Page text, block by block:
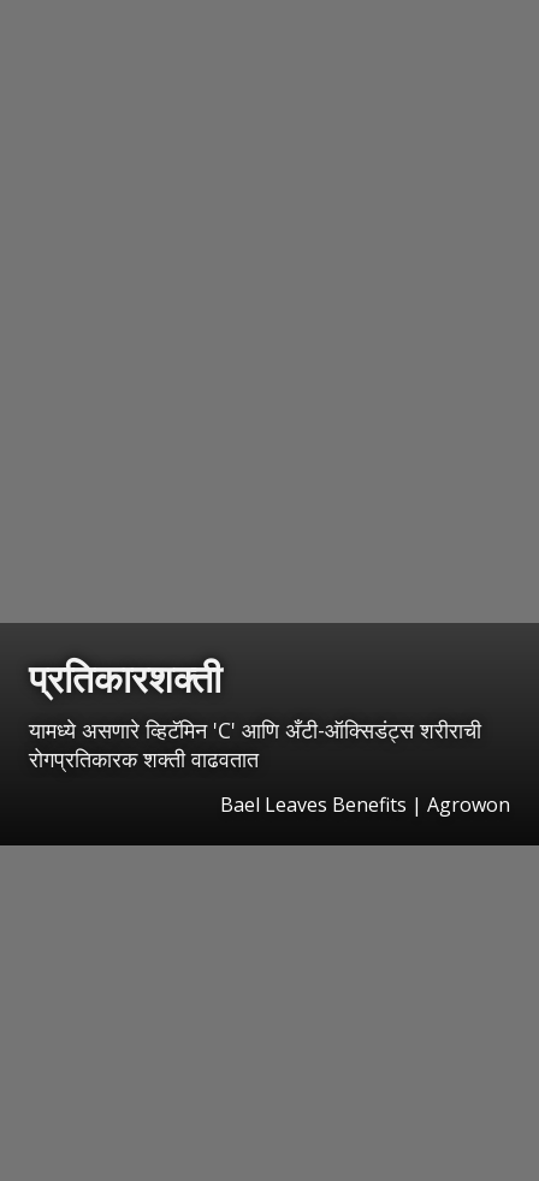
प्रतिकारशक्ती
यामध्ये असणारे व्हिटॅमिन 'C' आणि अँटी-ऑक्सिडंट्स शरीराची
रोगप्रतिकारक शक्ती वाढवतात
Bael Leaves Benefits | Agrowon